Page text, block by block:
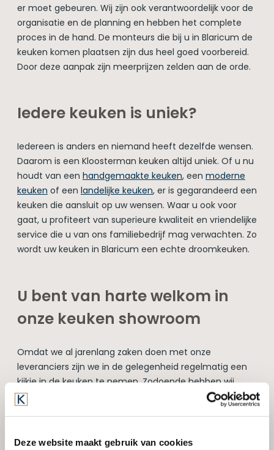
Deze website maakt gebruik van cookies
er moet gebeuren. Wij zijn ook verantwoordelijk voor de
organisatie en de planning en hebben het complete
proces in de hand. De monteurs die bij u in Blaricum de
keuken komen plaatsen zijn dus heel goed voorbereid.
Door deze aanpak zijn meerprijzen zelden aan de orde.
Iedere keuken is uniek?
Iedereen is anders en niemand heeft dezelfde wensen.
Daarom is een Kloosterman keuken altijd uniek. Of u nu
houdt van een handgemaakte keuken, een moderne
keuken of een landelijke keuken, er is gegarandeerd een
keuken die aansluit op uw wensen. Waar u ook voor
gaat, u profiteert van superieure kwaliteit en vriendelijke
service die u van ons familiebedrijf mag verwachten. Zo
wordt uw keuken in Blaricum een echte droomkeuken.
U bent van harte welkom in
onze keuken showroom
Omdat we al jarenlang zaken doen met onze
leveranciers zijn we in de gelegenheid regelmatig een
kijkje in de keuken te nemen. Zodoende hebben wij
voortdurend interessante primeurs voor uw keuken in
Blaricum tegen een interessante prijs. Reden genoeg
omgeving van Blaricum langs te komen!